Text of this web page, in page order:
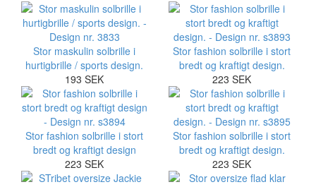
Stor maskulin solbrille i
hurtigbrille / sports design.
193 SEK
Stor fashion solbrille i stort
bredt og kraftigt design.
223 SEK
Stor fashion solbrille i stort
bredt og kraftigt design
223 SEK
Stor fashion solbrille i stort
bredt og kraftigt design.
223 SEK